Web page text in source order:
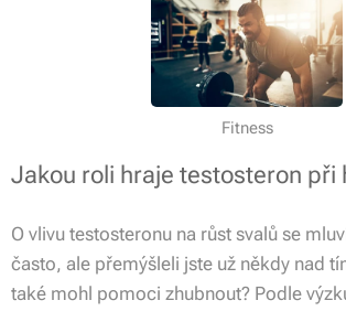
Fitness
Jakou roli hraje testosteron při
O vlivu testosteronu na růst svalů se
často, ale přemýšleli jste už někdy nad
také mohl pomoci zhubnout? Podle